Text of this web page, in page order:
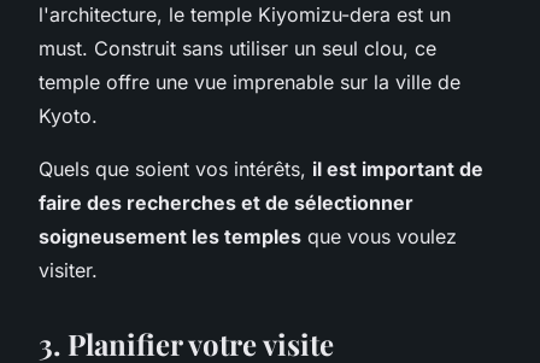
l'architecture, le temple Kiyomizu-dera est un
must. Construit sans utiliser un seul clou, ce
temple offre une vue imprenable sur la ville de
Kyoto.
Quels que soient vos intérêts, il est important de
faire des recherches et de sélectionner
soigneusement les temples que vous voulez
visiter.
3. Planifier votre visite